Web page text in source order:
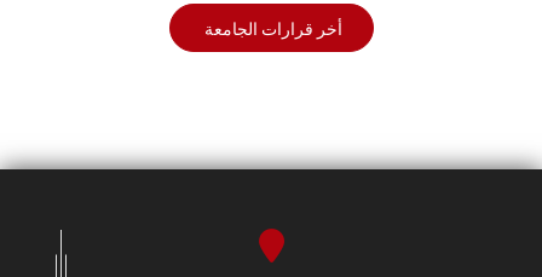
أخر قرارات الجامعة